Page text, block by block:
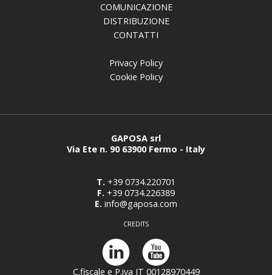
COMUNICAZIONE
DISTRIBUZIONE
CONTATTI
Privacy Policy
Cookie Policy
GAPOSA srl
Via Ete n. 90 63900 Fermo - Italy
T. +39 0734.220701
F. +39 0734.226389
E. info@gaposa.com
CREDITS
C.fiscale e P.iva IT 00128970449